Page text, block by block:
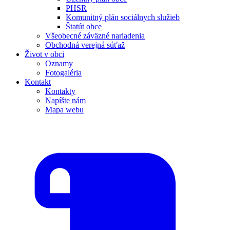
PHSR
Komunitný plán sociálnych služieb
Štatút obce
Všeobecné záväzné nariadenia
Obchodná verejná súťaž
Život v obci
Oznamy
Fotogaléria
Kontakt
Kontakty
Napíšte nám
Mapa webu